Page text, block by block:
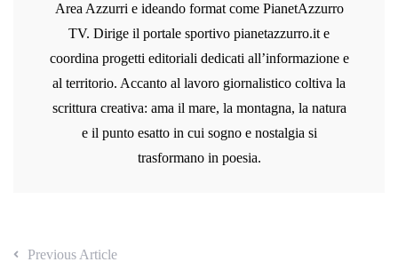
Area Azzurri e ideando format come PianetAzzurro
TV. Dirige il portale sportivo pianetazzurro.it e
coordina progetti editoriali dedicati all’informazione e
al territorio. Accanto al lavoro giornalistico coltiva la
scrittura creativa: ama il mare, la montagna, la natura
e il punto esatto in cui sogno e nostalgia si
trasformano in poesia.
Previous Article